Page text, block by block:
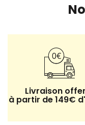
Livraison
à partir de 149€